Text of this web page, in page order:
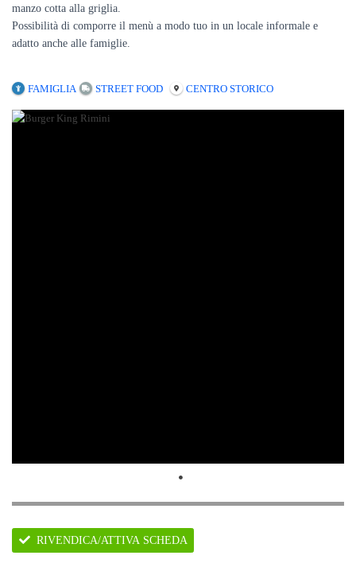
manzo cotta alla griglia.
Possibilità di comporre il menù a modo tuo in un locale informale e
adatto anche alle famiglie.
FAMIGLIA STREET FOOD CENTRO STORICO
RIVENDICA/ATTIVA SCHEDA